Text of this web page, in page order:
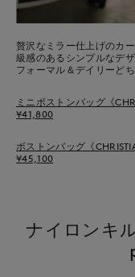
贅沢なミラー仕上げのカ
級感のあるシンプルなデザ
フォーマル＆デイリーど
ミニボストンバッグ《
¥41,800
ボストンバッグ《
¥45,100
ナイロンキ